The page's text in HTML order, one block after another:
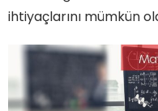
ihtiyaçlarını mümkün